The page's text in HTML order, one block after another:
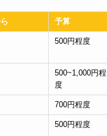
予算
500円程度
500~1,000円程
度
700円程度
500円程度